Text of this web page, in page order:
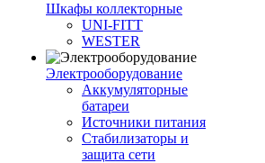
Шкафы коллекторные
UNI-FITT
WESTER
Электрооборудование
Аккумуляторные
батареи
Источники питания
Стабилизаторы и
защита сети